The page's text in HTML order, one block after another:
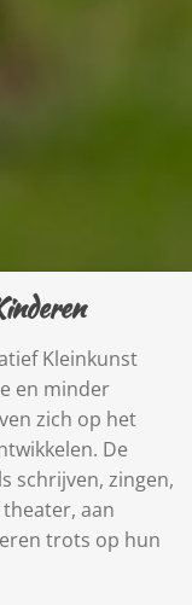
Kleinkunst
en minder
zich op het
De
schrijven, zingen,
aan
trots op hun